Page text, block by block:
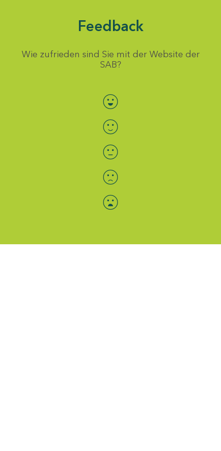
Feedback
Wie zufrieden sind Sie mit der Website der
SAB?
Bewertung auswählen